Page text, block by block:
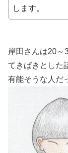
します。
岸田さんは20～
てきぱきとした
有能そうな人だ